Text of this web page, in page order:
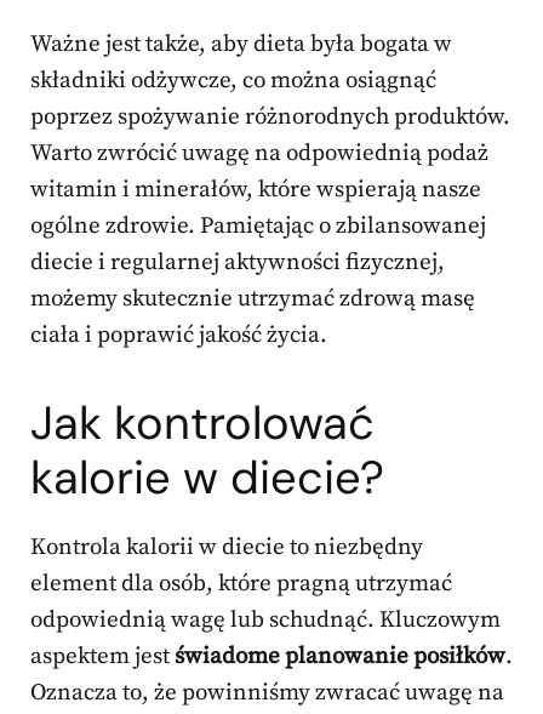
Ważne jest także, aby dieta była bogata w
składniki odżywcze, co można osiągnąć
poprzez spożywanie różnorodnych produktów.
Warto zwrócić uwagę na odpowiednią podaż
witamin i minerałów, które wspierają nasze
ogólne zdrowie. Pamiętając o zbilansowanej
diecie i regularnej aktywności fizycznej,
możemy skutecznie utrzymać zdrową masę
ciała i poprawić jakość życia.
Jak kontrolować
kalorie w diecie?
Kontrola kalorii w diecie to niezbędny
element dla osób, które pragną utrzymać
odpowiednią wagę lub schudnąć. Kluczowym
aspektem jest świadome planowanie posiłków.
Oznacza to, że powinniśmy zwracać uwagę na